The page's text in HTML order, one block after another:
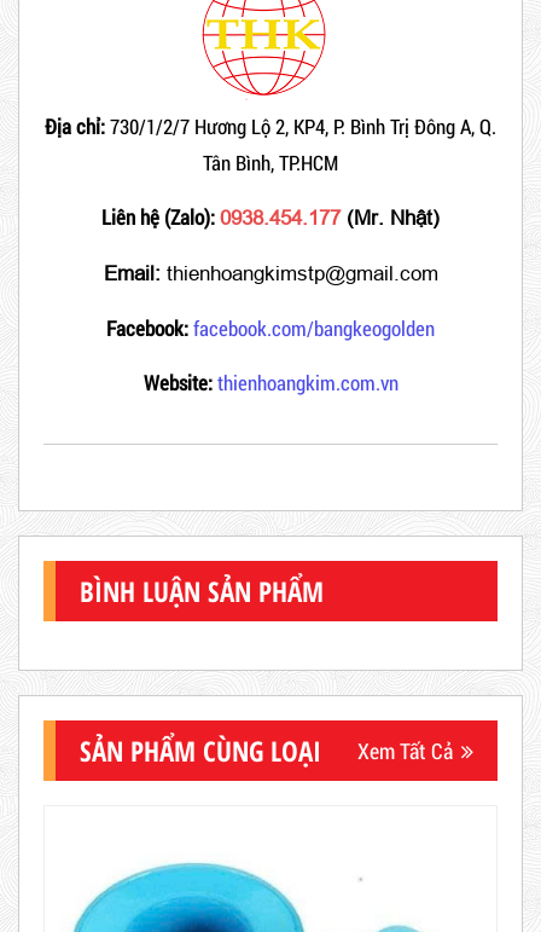
Địa chỉ:730/1/2/7 Hương Lộ 2, KP4, P. Bình Trị Đông A, Q.
Tân Bình, TP.HCM
Liên hệ (Zalo): 0938.454.177 (Mr. Nhật)
Email: thienhoangkimstp@gmail.com
Facebook:facebook.com/bangkeogolden
Website:thienhoangkim.com.vn
BÌNH LUẬN SẢN PHẨM
SẢN PHẨM CÙNG LOẠI Xem Tất Cả